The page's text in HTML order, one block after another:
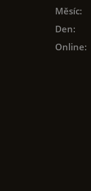
Online:
Měsíc:
Den: